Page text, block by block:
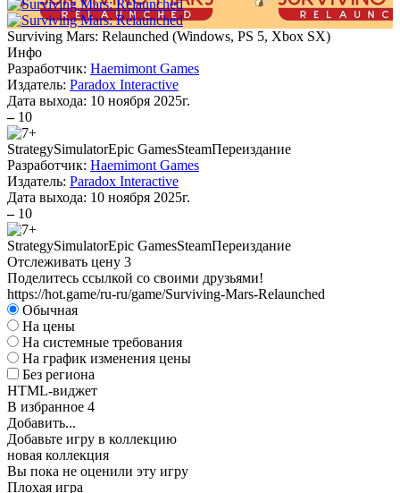
Surviving Mars: Relaunched (Windows, PS 5, Xbox SX)
Инфо
Разработчик: Haemimont Games
Издатель: Paradox Interactive
Дата выхода: 10 ноября 2025г.
– 10
StrategySimulatorEpic GamesSteamПереиздание
Разработчик: Haemimont Games
Издатель: Paradox Interactive
Дата выхода: 10 ноября 2025г.
– 10
StrategySimulatorEpic GamesSteamПереиздание
Отслеживать цену 3
Поделитесь ссылкой со своими друзьями!
https://hot.game/ru-ru/game/Surviving-Mars-Relaunched
Обычная
На цены
На системные требования
На график изменения цены
Без региона
HTML-виджет
В избранное 4
Добавить...
Добавьте игру в коллекцию
новая коллекция
Вы пока не оценили эту игру
Плохая игра